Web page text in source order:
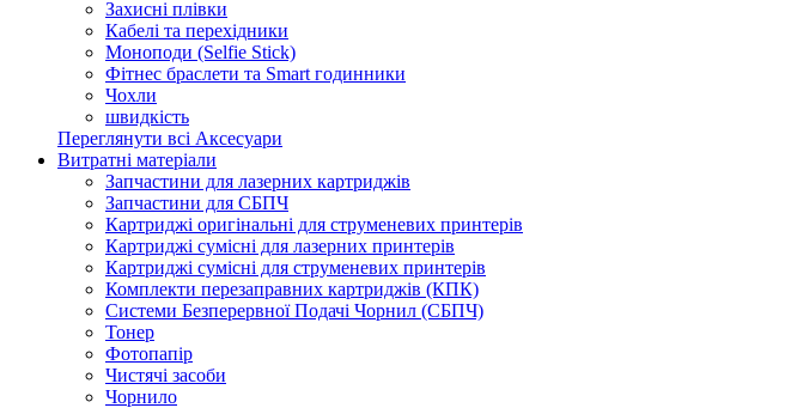
Захисні плівки
Кабелі та перехідники
Моноподи (Selfie Stick)
Фітнес браслети та Smart годинники
Чохли
швидкість
Переглянути всі Аксесуари
Витратні матеріали
Запчастини для лазерних картриджів
Запчастини для СБПЧ
Картриджі оригінальні для струменевих принтерів
Картриджі сумісні для лазерних принтерів
Картриджі сумісні для струменевих принтерів
Комплекти перезаправних картриджів (КПК)
Системи Безперервної Подачі Чорнил (СБПЧ)
Тонер
Фотопапір
Чистячі засоби
Чорнило